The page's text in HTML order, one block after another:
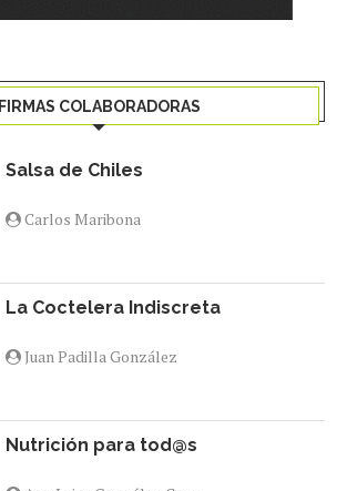
FIRMAS COLABORADORAS
Salsa de Chiles
Carlos Maribona
La Coctelera Indiscreta
Juan Padilla González
Nutrición para tod@s